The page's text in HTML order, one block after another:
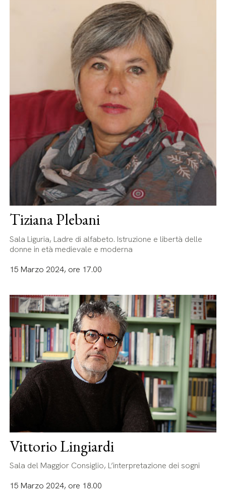
Tiziana Plebani
Sala Liguria, Ladre di alfabeto. Istruzione e libertà delle
donne in età medievale e moderna
15 Marzo 2024, ore 17.00
Vittorio Lingiardi
Sala del Maggior Consiglio, L’interpretazione dei sogni
15 Marzo 2024, ore 18.00